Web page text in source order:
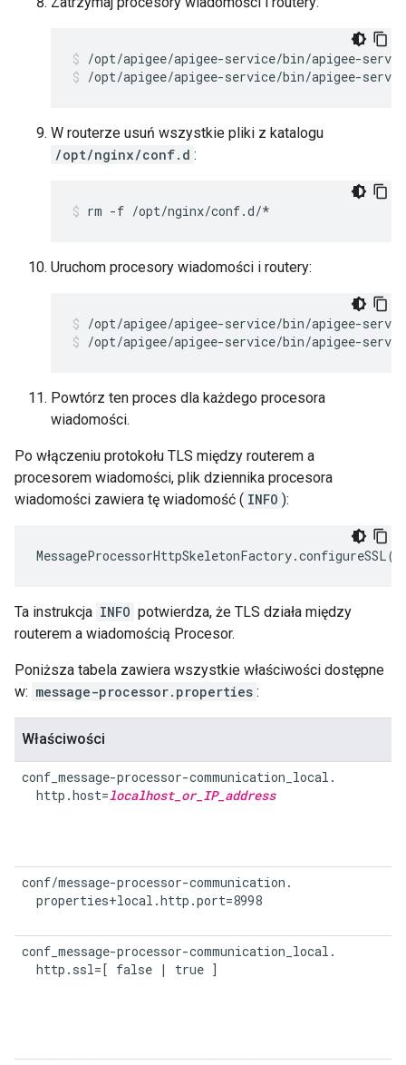
/opt/apigee/apigee-service/bin/apigee-
W routerze usuń wszystkie pliki z katalogu
/opt/nginx/conf.d :
rm -f /opt/nginx/conf.d/*
Uruchom procesory wiadomości i routery:
/opt/apigee/apigee-service/bin/apigee-
Powtórz ten proces dla każdego procesora
wiadomości.
Po włączeniu protokołu TLS między routerem a
procesorem wiadomości, plik dziennika procesora
wiadomości zawiera tę wiadomość ( INFO ):
MessageProcessorHttpSkeletonFactory.configureSSL()
Ta instrukcja INFO potwierdza, że TLS działa między
routerem a wiadomością Procesor.
Poniższa tabela zawiera wszystkie właściwości dostępne
w: message-processor.properties :
Właściwości
conf_message-processor-communication_local.
  http.host=
localhost_or_IP_address
conf/message-processor-communication.
  properties+local.http.port=8998
conf_message-processor-communication_local.
  http.ssl=[ false | true ]